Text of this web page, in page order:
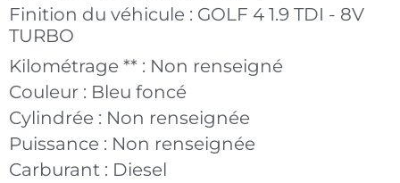
Finition du véhicule : GOLF 4 1.9 TDI - 8V
TURBO
Kilométrage ** : Non renseigné
Couleur : Bleu foncé
Cylindrée : Non renseignée
Puissance : Non renseignée
Carburant : Diesel